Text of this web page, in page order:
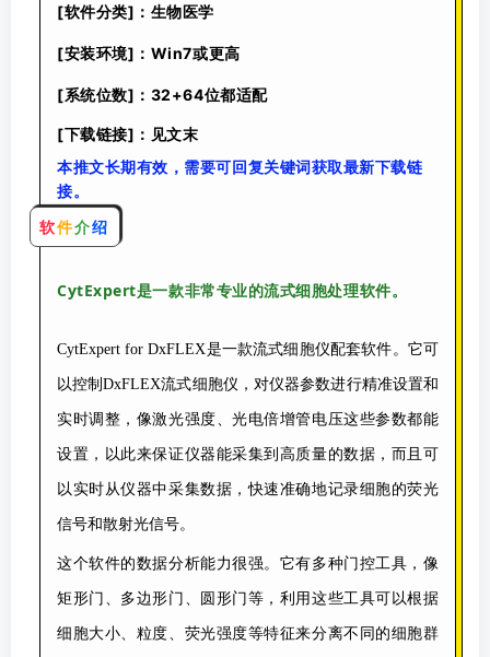
[软件分类]：生物医学
[安装环境]：Win7或更高
[系统位数]：32+64位都适配
[下载链接]：见文末
本推文长期有效，需要可回复关键词获取最新下载链
接。
软件介绍
CytExpert是一款非常专业的流式细胞处理软件。
CytExpert for DxFLEX是一款流式细胞仪配套软件。它可
以控制DxFLEX流式细胞仪，对仪器参数进行精准设置和
实时调整，像激光强度、光电倍增管电压这些参数都能
设置，以此来保证仪器能采集到高质量的数据，而且可
以实时从仪器中采集数据，快速准确地记录细胞的荧光
信号和散射光信号。
这个软件的数据分析能力很强。它有多种门控工具，像
矩形门、多边形门、圆形门等，利用这些工具可以根据
细胞大小、粒度、荧光强度等特征来分离不同的细胞群